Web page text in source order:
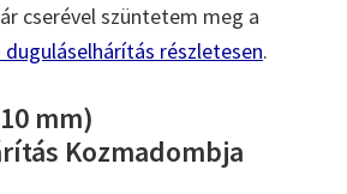
cserével szüntetem meg a
részletesen.
mm)
Kozmadombja